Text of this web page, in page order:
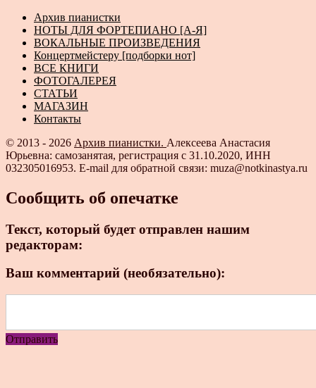
Архив пианистки
НОТЫ ДЛЯ ФОРТЕПИАНО [А-Я]
ВОКАЛЬНЫЕ ПРОИЗВЕДЕНИЯ
Концертмейстеру [подборки нот]
ВСЕ КНИГИ
ФОТОГАЛЕРЕЯ
СТАТЬИ
МАГАЗИН
Контакты
© 2013 - 2026 Архив пианистки. Алексеева Анастасия
Юрьевна: самозанятая, регистрация с 31.10.2020, ИНН
032305016953. E-mail для обратной связи: muza@notkinastya.ru
Сообщить об опечатке
Текст, который будет отправлен нашим
редакторам:
Ваш комментарий (необязательно):
Отправить